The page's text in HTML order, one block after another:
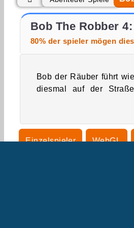
Bob The Robber
80% der spieler mögen
Bob der Räuber führt
diesmal auf der
Aufträgen in Paris.
Einzelspieler WebGL